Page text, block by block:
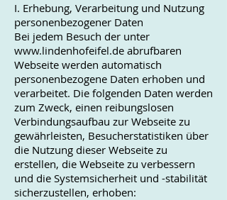
I. Erhebung, Verarbeitung und Nutzung
personenbezogener Daten
Bei jedem Besuch der unter
www.lindenhofeifel.de abrufbaren
Webseite werden automatisch
personenbezogene Daten erhoben und
verarbeitet. Die folgenden Daten werden
zum Zweck, einen reibungslosen
Verbindungsaufbau zur Webseite zu
gewährleisten, Besucherstatistiken über
die Nutzung dieser Webseite zu
erstellen, die Webseite zu verbessern
und die Systemsicherheit und -stabilität
sicherzustellen, erhoben: